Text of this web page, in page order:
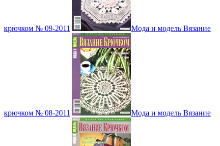
крючком № 09-2011 Мода и модель Вязание
крючком № 08-2011 Мода и модель Вязание